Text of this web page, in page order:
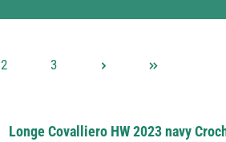
Page
2 Page
3
Longe Covalliero HW 2023 navy